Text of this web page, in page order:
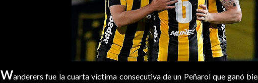
Wanderers fue la cuarta víctima consecutiva de un Peñarol que ganó